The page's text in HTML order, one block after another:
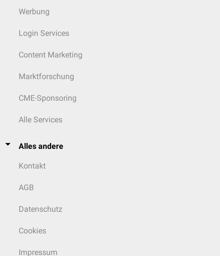
Werbung
Login Services
Content Marketing
Marktforschung
CME-Sponsoring
Alle Services
Alles andere
Kontakt
AGB
Datenschutz
Cookies
Impressum